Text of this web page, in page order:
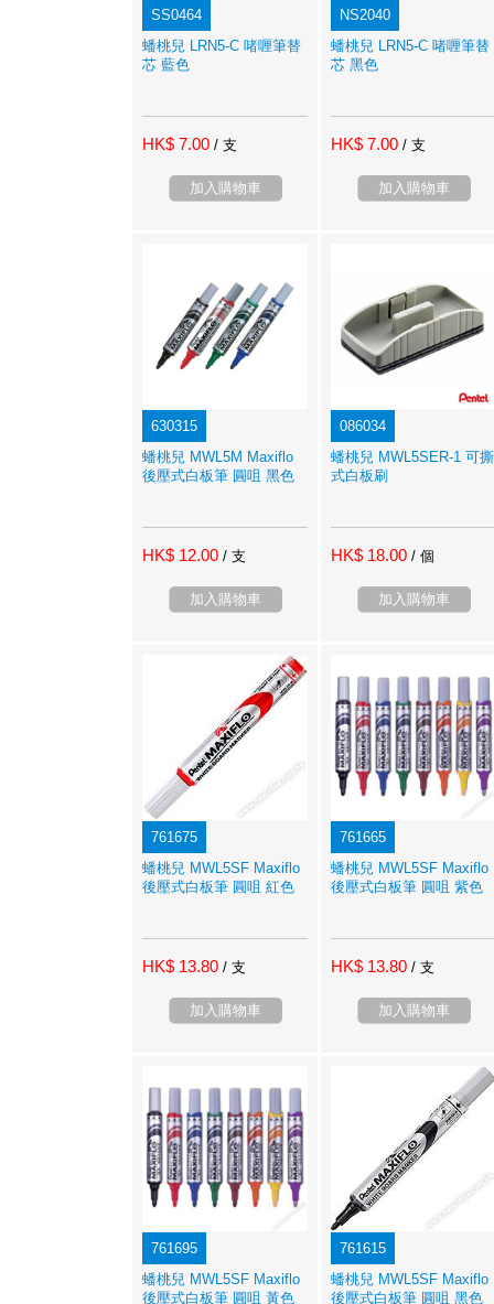
SS0464
蟠桃兒 LRN5-C 啫喱筆替
芯 藍色
HK$ 7.00 / 支
加入購物車
NS2040
蟠桃兒 LRN5-C 啫喱筆替
芯 黑色
HK$ 7.00 / 支
加入購物車
630315
蟠桃兒 MWL5M Maxiflo
後壓式白板筆 圓咀 黑色
HK$ 12.00 / 支
加入購物車
086034
蟠桃兒 MWL5SER-1 可撕
式白板刷
HK$ 18.00 / 個
加入購物車
761675
蟠桃兒 MWL5SF Maxiflo
後壓式白板筆 圓咀 紅色
HK$ 13.80 / 支
加入購物車
761665
蟠桃兒 MWL5SF Maxiflo
後壓式白板筆 圓咀 紫色
HK$ 13.80 / 支
加入購物車
761695
蟠桃兒 MWL5SF Maxiflo
後壓式白板筆 圓咀 黃色
761615
蟠桃兒 MWL5SF Maxiflo
後壓式白板筆 圓咀 黑色